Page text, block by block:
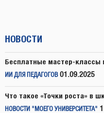
НОВОСТИ
Бесплатные мастер-классы
ИИ ДЛЯ ПЕДАГОГОВ 01.09.2025
Что такое «Точки роста» в
НОВОСТИ "МОЕГО УНИВЕРСИТЕТА"